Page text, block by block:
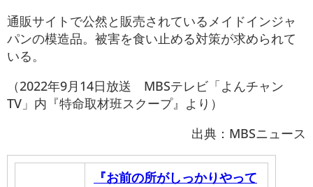
通販サイトで公然と販売されているメイドインジャ
パンの模造品。被害を食い止める対策が求められて
いる。
（2022年9月14日放送 MBSテレビ「よんチャン
TV」内『特命取材班スクープ』より）
出典：MBSニュース
『お前の所がしっかりやって